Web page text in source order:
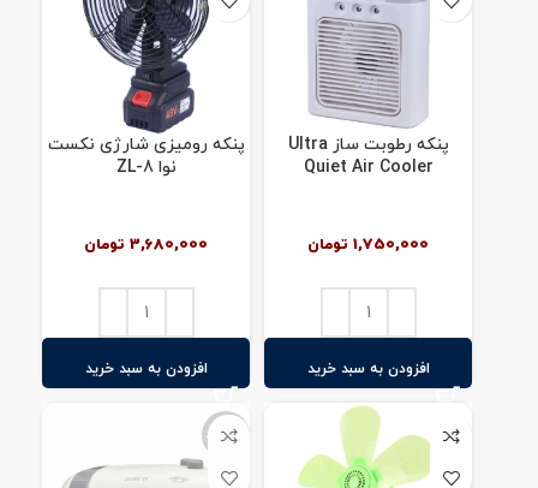
پنکه رطوبت ساز Ultra
Quiet Air Cooler
1,750,000 تومان
افزودن به سبد خرید
پنکه رومیزی شارژی نکست
نوا ZL-8
3,680,000 تومان
افزودن به سبد خرید
ناموجود